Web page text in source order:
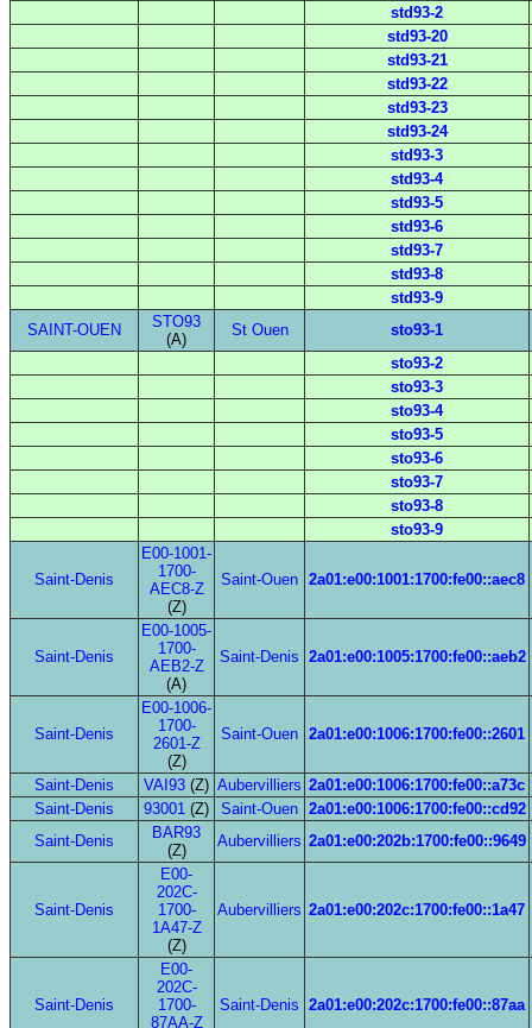
std93-2
std93-20
std93-21
std93-22
std93-23
std93-24
std93-3
std93-4
std93-5
std93-6
std93-7
std93-8
std93-9
SAINT-OUEN
STO93
(A)
St Ouen
sto93-1
sto93-2
sto93-3
sto93-4
sto93-5
sto93-6
sto93-7
sto93-8
sto93-9
Saint-Denis
E00-1001-
1700-
AEC8-Z
(Z)
Saint-Ouen 2a01:e00:1001:1700:fe00::aec8
Saint-Denis
E00-1005-
1700-
AEB2-Z
(A)
Saint-Denis 2a01:e00:1005:1700:fe00::aeb2
Saint-Denis
E00-1006-
1700-
2601-Z
(Z)
Saint-Ouen 2a01:e00:1006:1700:fe00::2601
Saint-Denis VAI93 (Z) Aubervilliers 2a01:e00:1006:1700:fe00::a73c
Saint-Denis
93001 (Z) Saint-Ouen 2a01:e00:1006:1700:fe00::cd92
Saint-Denis
BAR93
(Z)
Aubervilliers 2a01:e00:202b:1700:fe00::9649
Saint-Denis
E00-
202C-
1700-
1A47-Z
(Z)
Aubervilliers 2a01:e00:202c:1700:fe00::1a47
Saint-Denis
E00-
202C-
1700-
87AA-Z
Saint-Denis 2a01:e00:202c:1700:fe00::87aa